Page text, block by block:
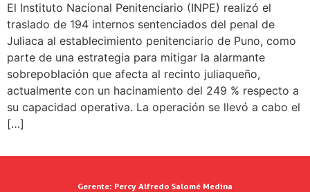
El Instituto Nacional Penitenciario (INPE) realizó el
traslado de 194 internos sentenciados del penal de
Juliaca al establecimiento penitenciario de Puno, como
parte de una estrategia para mitigar la alarmante
sobrepoblación que afecta al recinto juliaqueño,
actualmente con un hacinamiento del 249 % respecto a
su capacidad operativa. La operación se llevó a cabo el
[…]
Gerente: Percy Alfredo Salomé Medina